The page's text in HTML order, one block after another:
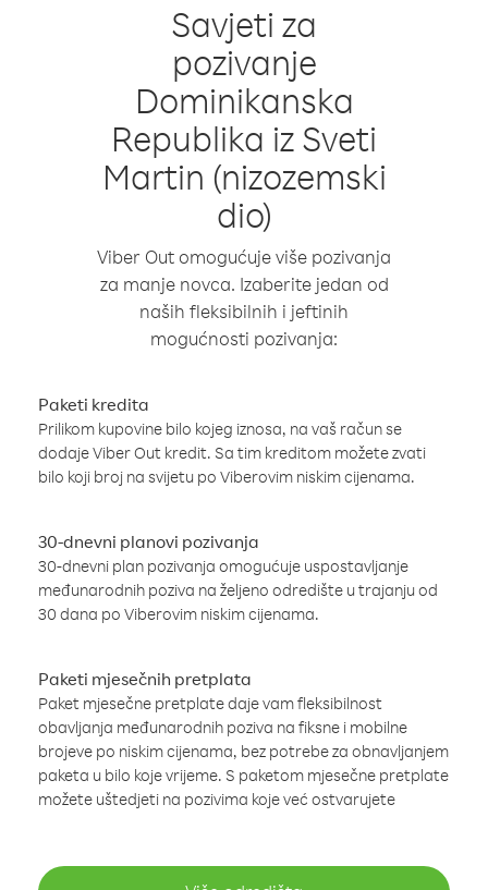
Savjeti za
pozivanje
Dominikanska
Republika iz Sveti
Martin (nizozemski
dio)
Viber Out omogućuje više pozivanja
za manje novca. Izaberite jedan od
naših fleksibilnih i jeftinih
mogućnosti pozivanja:
Paketi kredita
Prilikom kupovine bilo kojeg iznosa, na vaš račun se
dodaje Viber Out kredit. Sa tim kreditom možete zvati
bilo koji broj na svijetu po Viberovim niskim cijenama.
30-dnevni planovi pozivanja
30-dnevni plan pozivanja omogućuje uspostavljanje
međunarodnih poziva na željeno odredište u trajanju od
30 dana po Viberovim niskim cijenama.
Paketi mjesečnih pretplata
Paket mjesečne pretplate daje vam fleksibilnost
obavljanja međunarodnih poziva na fiksne i mobilne
brojeve po niskim cijenama, bez potrebe za obnavljanjem
paketa u bilo koje vrijeme. S paketom mjesečne pretplate
možete uštedjeti na pozivima koje već ostvarujete